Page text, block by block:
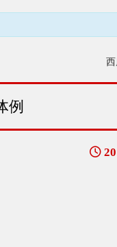
西
例